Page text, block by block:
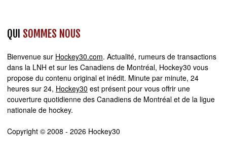
QUI SOMMES NOUS
Bienvenue sur Hockey30.com. Actualité, rumeurs de transactions
dans la LNH et sur les Canadiens de Montréal, Hockey30 vous
propose du contenu original et inédit. Minute par minute, 24
heures sur 24, Hockey30 est présent pour vous offrir une
couverture quotidienne des Canadiens de Montréal et de la ligue
nationale de hockey.
Copyright © 2008 - 2026 Hockey30